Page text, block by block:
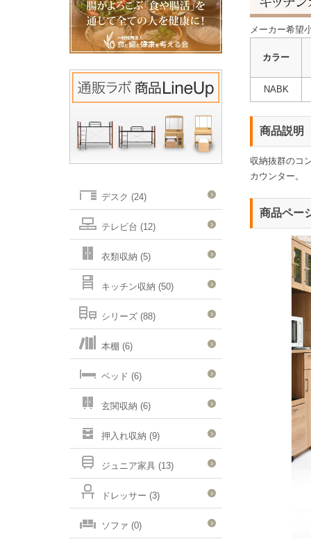
メーカー希望
カラー
NABK
商品説明
収納抜群のコ
カウンター。
商品ペー
デスク (24)
テレビ台 (12)
衣類収納 (5)
キッチン収納 (50)
シリーズ (88)
本棚 (6)
ベッド (6)
玄関収納 (6)
押入れ収納 (9)
ジュニア家具 (13)
ドレッサー (3)
ソファ (0)